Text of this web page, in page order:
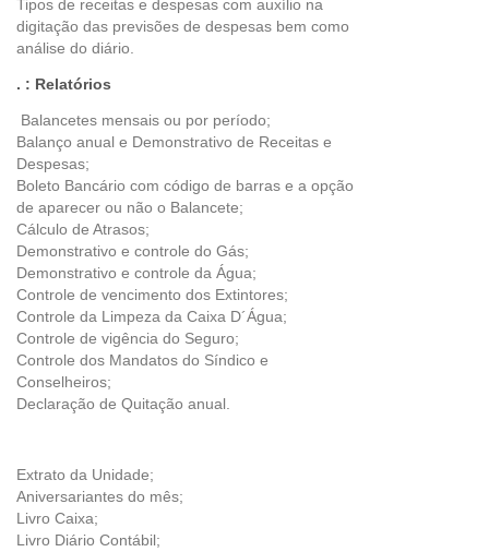
Tipos de receitas e despesas com auxílio na
digitação das previsões de despesas bem como
análise do diário.
. : Relatórios
Balancetes mensais ou por período;
Balanço anual e Demonstrativo de Receitas e
Despesas;
Boleto Bancário com código de barras e a opção
de aparecer ou não o Balancete;
Cálculo de Atrasos;
Demonstrativo e controle do Gás;
Demonstrativo e controle da Água;
Controle de vencimento dos Extintores;
Controle da Limpeza da Caixa D´Água;
Controle de vigência do Seguro;
Controle dos Mandatos do Síndico e
Conselheiros;
Declaração de Quitação anual.
Extrato da Unidade;
Aniversariantes do mês;
Livro Caixa;
Livro Diário Contábil;